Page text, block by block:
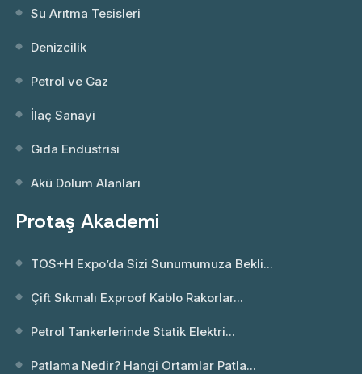
Su Arıtma Tesisleri
Denizcilik
Petrol ve Gaz
İlaç Sanayi
Gıda Endüstrisi
Akü Dolum Alanları
Protaş Akademi
TOS+H Expo’da Sizi Sunumumuza Bekli...
Çift Sıkmalı Exproof Kablo Rakorlar...
Petrol Tankerlerinde Statik Elektri...
Patlama Nedir? Hangi Ortamlar Patla...